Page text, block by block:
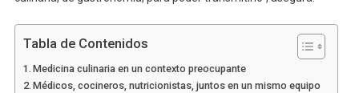
Tabla de Contenidos
Medicina culinaria en un contexto preocupante
Médicos, cocineros, nutricionistas, juntos en un mismo equipo